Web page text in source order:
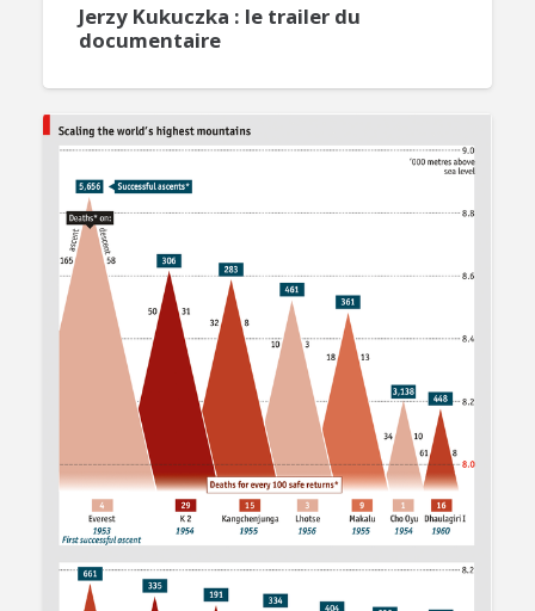
Jerzy Kukuczka : le trailer du
documentaire